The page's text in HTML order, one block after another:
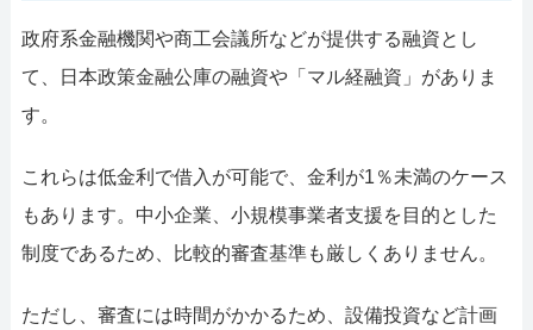
政府系金融機関や商工会議所などが提供する融資とし
て、日本政策金融公庫の融資や「マル経融資」がありま
す。
これらは低金利で借入が可能で、金利が1％未満のケース
もあります。中小企業、小規模事業者支援を目的とした
制度であるため、比較的審査基準も厳しくありません。
ただし、審査には時間がかかるため、設備投資など計画